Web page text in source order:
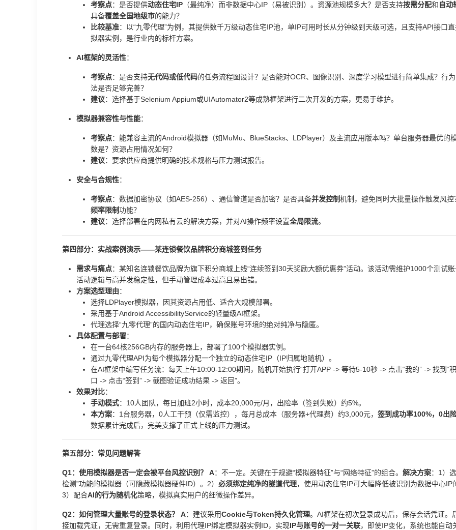
考察点：是否提供动态住宅IP （最纯净）而非数据中心IP（易被识别）。资源池规模多大？是否支持按需分配和自动
具备覆盖全国地级市的能力？
比较基准：以“九零代理”为例，其提供数千万级动态住宅IP池，单IP可用时长从分钟级到天级可选，且支持API接口
拟器实例，是行业内的标杆方案。
AI框架的灵活性：
考察点：是否支持无代码或低代码的任务流程图设计？是否能对OCR、图像识别、深度学习模型进行简单集成？行
法是否足够完善？
建议：选择基于Selenium Appium或UIAutomator2等成熟框架进行二次开发的方案，更易于维护。
模拟器兼容性与性能：
考察点：能兼容主流的Android模拟器（如MuMu、BlueStacks、LDPlayer）及主流应用版本吗？单台服务器最优的
数是？资源占用情况如何？
建议：要求供应商提供明确的技术规格与压力测试报告。
安全与合规性：
考察点：数据加密协议（如AES-256）、通信管道是否加密？是否具备并发控制机制，避免同时大批量操作触发风控
频率限制功能？
建议：选择部署在内网私有云的解决方案，并对AI操作频率设置全局限流。
第四部分：实战案例演示——某连锁餐饮品牌积分商城签到任务
需求与痛点：某知名连锁餐饮品牌为旗下积分商城上线“连续签到30天奖励大额优惠券”活动。该活动需维护1000个测试
活动逻辑与高并发稳定性，但手动管理成本过高且易出错。
方案选型理由：
选择LDPlayer模拟器，因其资源占用低、适合大规模部署。
采用基于Android AccessibilityService的轻量级AI框架。
代理选择“九零代理”的国内动态住宅IP，确保账号环境的绝对纯净与隐匿。
具体配置与部署：
在一台64核256GB内存的服务器上，部署了100个模拟器实例。
通过九零代理API为每个模拟器分配一个独立的动态住宅IP（IP归属地随机）。
在AI框架中编写任务流：每天上午10:00-12:00期间，随机开始执行“打开APP -> 等待5-10秒 -> 点击“我的” -> 找到“
口 -> 点击“签到” -> 截图验证成功结果 -> 返回”。
效果对比：
手动模式：10人团队，每日加班2小时，成本20,000元/月，出险率（签到失败）约5%。
本方案：1台服务器，0人工干预（仅需监控），每月总成本（服务器+代理费）约3,000元， 签到成功率100%，0出
数据累计完成后，完美支撑了正式上线的压力测试。
第五部分：常见问题解答
Q1：使用模拟器是否一定会被平台风控识别？ A：不一定。关键在于规避“模拟器特征”与“网络特征”的组合。 解决方案：1）
检测”功能的模拟器（可隐藏模拟器硬件ID）。2） 必须绑定纯净的隧道代理，使用动态住宅IP可大幅降低被识别为数据中心IP
3）配合AI的行为随机化策略，模拟真实用户的细微操作差异。
Q2：如何管理大量账号的登录状态？ A：建议采用Cookie与Token持久化管理。AI框架在初次登录成功后，保存会话凭证。
接加载凭证，无需重复登录。同时，利用代理IP绑定模拟器实例ID，实现IP与账号的一对一关联，即使IP变化，系统也能自动